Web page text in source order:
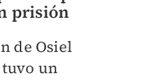
prisión
de Osiel
un